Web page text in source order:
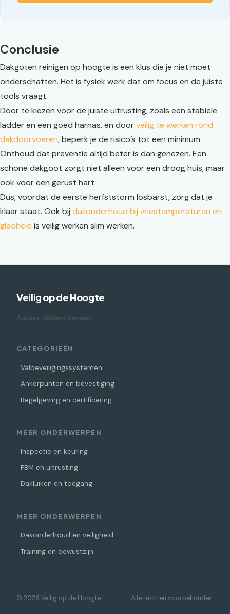
Conclusie
Dakgoten reinigen op hoogte is een klus die je niet moet
onderschatten. Het is fysiek werk dat om focus en de juiste
tools vraagt.
Door te kiezen voor de juiste uitrusting, zoals een stabiele
ladder en een goed harnas, en doorveilig te werken rond
dakdoorvoeren, beperk je de risico’s tot een minimum.
Onthoud dat preventie altijd beter is dan genezen. Een
schone dakgoot zorgt niet alleen voor een droog huis, maar
ook voor een gerust hart.
Dus, voordat de eerste herfststorm losbarst, zorg dat je
klaar staat. Ook bij dakonderhoud bij vriestemperaturen en
gladheid is veilig werken slim werken.
Veilig op de Hoogte
Auteur: Willem Jansen
CATEGORIEËN
Valbeveiligingssystemen
Ankerpunten en bevestiging
Regelgeving en certificering
MEER ONDERWERPEN
Inspectie en keuring
PBM en uitrusting
Dakluiken en toegang
MEER ONDERWERPEN
Dakonderhoud en veiligheid
Training en bewustzijn
© 2026 Veilig op de Hoogte Alle rechten voorbehouden.